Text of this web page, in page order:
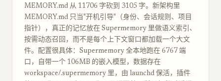
MEMORY.md 从 11706 字砍到 3105 字。新架构里
MEMORY.md 只当"开机引导"（身份、会话规则、项目
指针），真正的记忆放在 Supermemory 里做语义索引、
按需动态召回，而不是每个上下文窗口都加载一个大文
件。配置很具体：Supermemory 全本地跑在 6767 端
口，自带一个 106MB 的嵌入模型，数据存在
workspace/.supermemory 里，由 launchd 保活，插件